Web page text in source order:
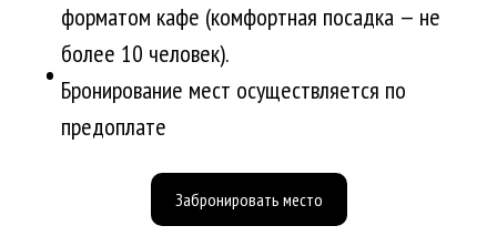
форматом кафе (комфортная посадка — не
более 10 человек).
Бронирование мест осуществляется по
предоплате
Забронировать место